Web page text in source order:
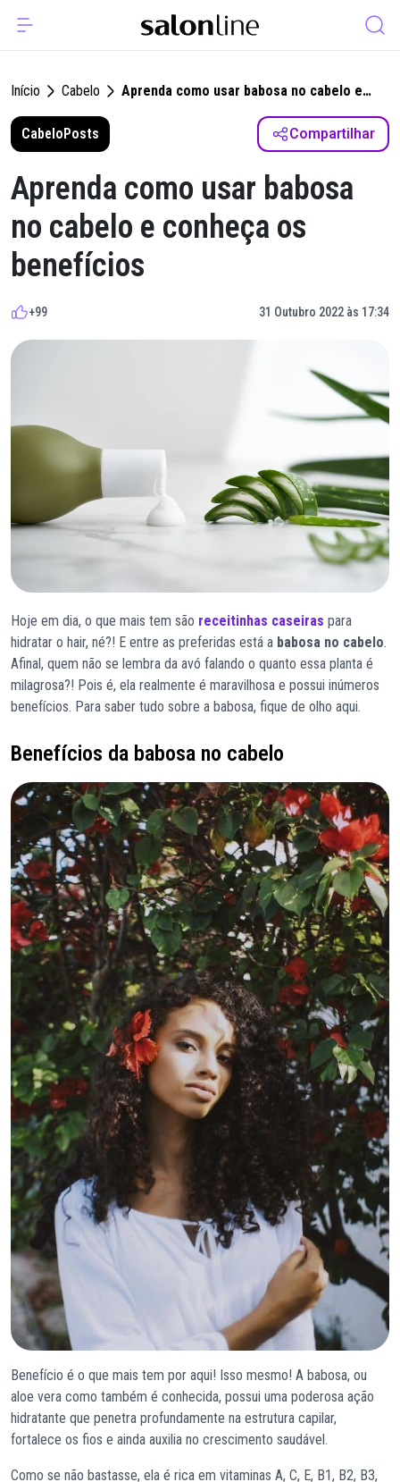
Início Cabelo
Aprenda como usar babosa no cabelo e
CabeloPosts Compartilhar
Aprenda como usar babosa
no cabelo e conheça os
benefícios
+99 31 Outubro 2022 às 17:34
Hoje em dia, o que mais tem são receitinhas caseiras para
hidratar o hair, né?! E entre as preferidas está a babosa no cabelo.
Afinal, quem não se lembra da avó falando o quanto essa planta é
milagrosa?! Pois é, ela realmente é maravilhosa e possui inúmeros
benefícios. Para saber tudo sobre a babosa, fique de olho aqui.
Benefícios da babosa no cabelo
Benefício é o que mais tem por aqui! Isso mesmo! A babosa, ou
aloe vera como também é conhecida, possui uma poderosa ação
hidratante que penetra profundamente na estrutura capilar,
fortalece os fios e ainda auxilia no crescimento saudável.
Como se não bastasse, ela é rica em vitaminas A, C, E, B1, B2, B3,